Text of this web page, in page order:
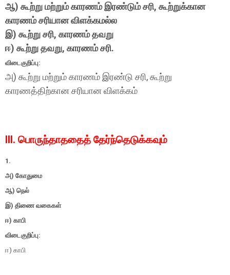
ஆ) கூற்று மற்றும் காரணம் இரண்டும் சரி, கூற்றுக்கான
காரணம் சரியான விளக்கமல்ல
இ) கூற்று சரி, காரணம் தவறு
ஈ) கூற்று தவறு, காரணம் சரி.
விடைகுறிப்பு:
அ) கூற்று மற்றும் காரணம் இரண்டு சரி, கூற்று
காரணத்திற்கான சரியான விளக்கம்
III. பொருந்தாததைத் தேர்ந்தெடுக்கவும்
1.
அ) கோதுமை
ஆ) நெல்
இ) திணை வகைகள்
ஈ) காபி
விடைகுறிப்பு:
ஈ) காபி